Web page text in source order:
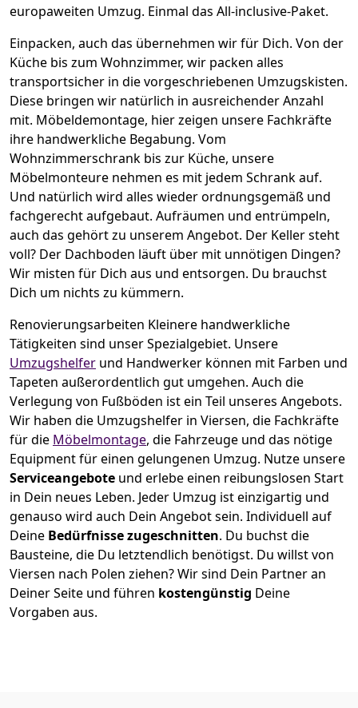
europaweiten Umzug. Einmal das All-inclusive-Paket.
Einpacken, auch das übernehmen wir für Dich. Von der
Küche bis zum Wohnzimmer, wir packen alles
transportsicher in die vorgeschriebenen Umzugskisten.
Diese bringen wir natürlich in ausreichender Anzahl
mit. Möbeldemontage, hier zeigen unsere Fachkräfte
ihre handwerkliche Begabung. Vom
Wohnzimmerschrank bis zur Küche, unsere
Möbelmonteure nehmen es mit jedem Schrank auf.
Und natürlich wird alles wieder ordnungsgemäß und
fachgerecht aufgebaut. Aufräumen und entrümpeln,
auch das gehört zu unserem Angebot. Der Keller steht
voll? Der Dachboden läuft über mit unnötigen Dingen?
Wir misten für Dich aus und entsorgen. Du brauchst
Dich um nichts zu kümmern.
Renovierungsarbeiten Kleinere handwerkliche
Tätigkeiten sind unser Spezialgebiet. Unsere
Umzugshelfer und Handwerker können mit Farben und
Tapeten außerordentlich gut umgehen. Auch die
Verlegung von Fußböden ist ein Teil unseres Angebots.
Wir haben die Umzugshelfer in Viersen, die Fachkräfte
für die Möbelmontage, die Fahrzeuge und das nötige
Equipment für einen gelungenen Umzug. Nutze unsere
Serviceangebote und erlebe einen reibungslosen Start
in Dein neues Leben. Jeder Umzug ist einzigartig und
genauso wird auch Dein Angebot sein. Individuell auf
Deine Bedürfnisse zugeschnitten. Du buchst die
Bausteine, die Du letztendlich benötigst. Du willst von
Viersen nach Polen ziehen? Wir sind Dein Partner an
Deiner Seite und führen kostengünstig Deine
Vorgaben aus.